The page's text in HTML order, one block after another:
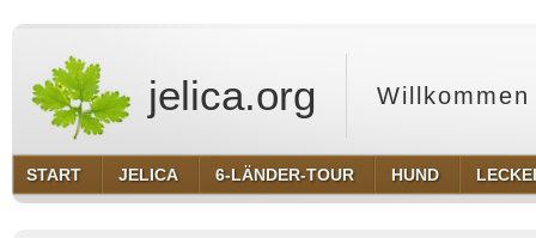
jelica.org
START JELICA 6-LÄNDER-TOUR HUND